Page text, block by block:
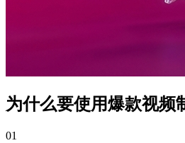
为什么要使用爆款视频
01